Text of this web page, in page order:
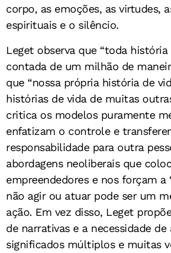
corpo, as emoções, as virtudes,
espirituais e o silêncio.
Leget observa que “toda
contada de um milhão de
que “nossa própria história de
histórias de vida de muitas
critica os modelos puramente
enfatizam o controle e
responsabilidade para outra
abordagens neoliberais que
empreendedores e nos forçam a
não agir ou atuar pode ser um
ação. Em vez disso, Leget
de narrativas e a necessidade de
significados múltiplos e muitas